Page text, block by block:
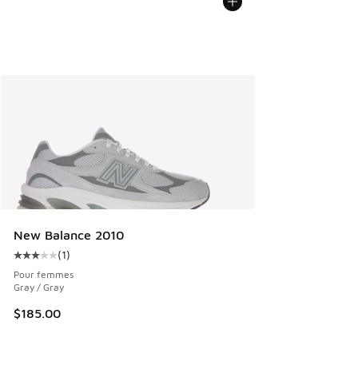
New Balance 2010
Cote moyenne du client - [3 sur 5 étoiles], 1 commentaires
(1)
Pour femmes
Gray / Gray
$185.00